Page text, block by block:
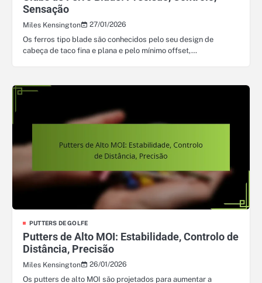
Sensação
Miles Kensington
27/01/2026
Os ferros tipo blade são conhecidos pelo seu design de
cabeça de taco fina e plana e pelo mínimo offset,…
PUTTERS DE GOLFE
Putters de Alto MOI: Estabilidade, Controlo de
Distância, Precisão
Miles Kensington
26/01/2026
Os putters de alto MOI são projetados para aumentar a